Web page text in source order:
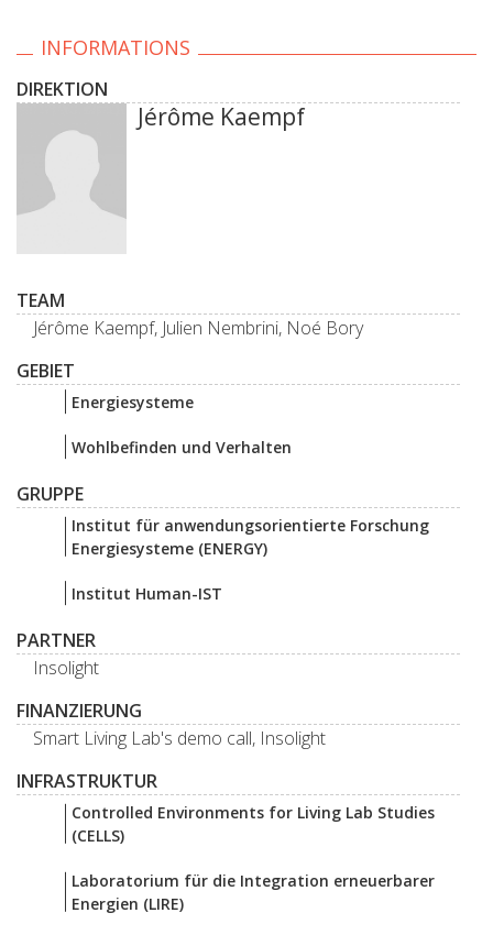
INFORMATIONS
DIREKTION
Jérôme Kaempf
TEAM
Jérôme Kaempf, Julien Nembrini, Noé Bory
GEBIET
Energiesysteme
Wohlbefinden und Verhalten
GRUPPE
Institut für anwendungsorientierte Forschung
Energiesysteme (ENERGY)
Institut Human-IST
PARTNER
Insolight
FINANZIERUNG
Smart Living Lab's demo call, Insolight
INFRASTRUKTUR
Controlled Environments for Living Lab Studies
(CELLS)
Laboratorium für die Integration erneuerbarer
Energien (LIRE)